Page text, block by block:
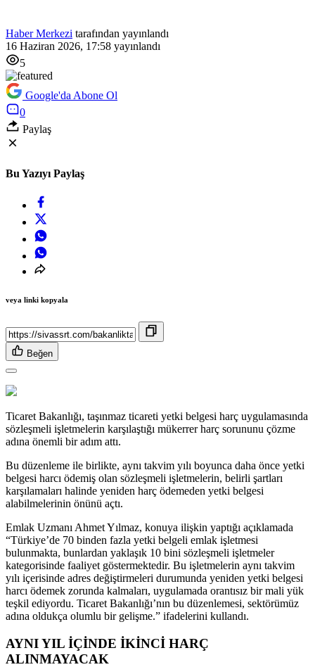
Haber Merkezi tarafından yayınlandı
16 Haziran 2026, 17:58 yayınlandı
5
Google'da Abone Ol
0
Paylaş
Bu Yazıyı Paylaş
veya linki kopyala
Beğen
Ticaret Bakanlığı, taşınmaz ticareti yetki belgesi harç uygulamasında
sözleşmeli işletmelerin karşılaştığı mükerrer harç sorununu çözme
adına önemli bir adım attı.
Bu düzenleme ile birlikte, aynı takvim yılı boyunca daha önce yetki
belgesi harcı ödemiş olan sözleşmeli işletmelerin, belirli şartları
karşılamaları halinde yeniden harç ödemeden yetki belgesi
alabilmelerinin önünü açtı.
Emlak Uzmanı Ahmet Yılmaz, konuya ilişkin yaptığı açıklamada
“Türkiye’de 70 binden fazla yetki belgeli emlak işletmesi
bulunmakta, bunlardan yaklaşık 10 bini sözleşmeli işletmeler
kategorisinde faaliyet göstermektedir. Bu işletmelerin aynı takvim
yılı içerisinde adres değiştirmeleri durumunda yeniden yetki belgesi
harcı ödemek zorunda kalmaları, uygulamada orantısız bir mali yük
teşkil ediyordu. Ticaret Bakanlığı’nın bu düzenlemesi, sektörümüz
adına oldukça olumlu bir gelişme.” ifadelerini kullandı.
AYNI YIL İÇİNDE İKİNCİ HARÇ
ALINMAYACAK